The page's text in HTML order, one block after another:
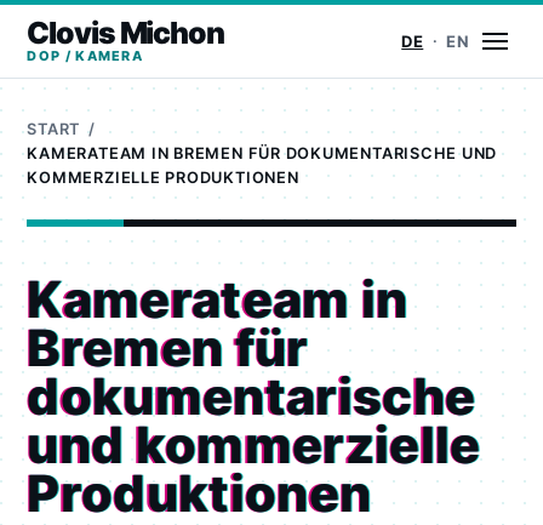
Clovis Michon
DOP / KAMERA
DE EN
START
KAMERATEAM IN BREMEN FÜR DOKUMENTARISCHE UND
KOMMERZIELLE PRODUKTIONEN
Kamerateam in
Bremen für
dokumentarische
und kommerzielle
Produktionen